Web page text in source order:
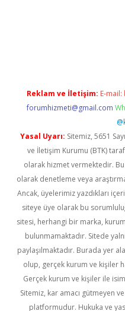
Reklam ve İletişim: E-mail:
forumhizmeti@gmail.com
Yasal Uyarı: Sitemiz, 5651
ve İletişim Kurumu (BTK)
olarak hizmet vermektedir.
olarak denetleme veya
Ancak, üyelerimiz yazdıkları
siteye üye olarak bu
sitesi, herhangi bir marka,
bulunmamaktadır. Sitede
paylaşılmaktadır. Burada yer
olup, gerçek kurum ve kişiler
Gerçek kurum ve kişiler ile
Sitemiz, kar amacı gütmeyen
platformudur. Hukuka ve